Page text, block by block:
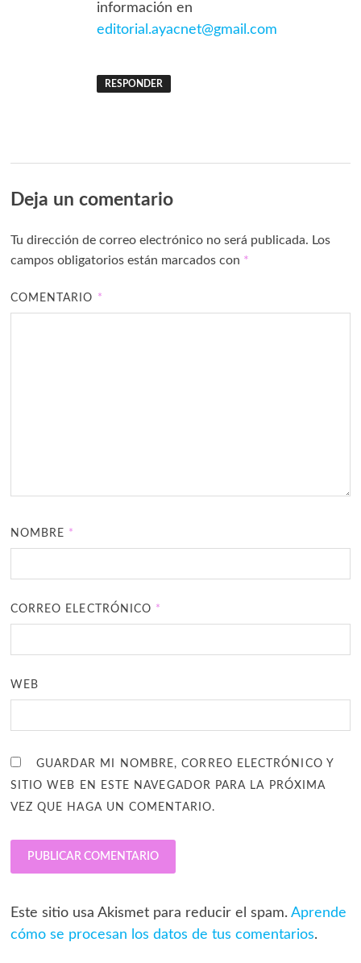
información en
editorial.ayacnet@gmail.com
RESPONDER
Deja un comentario
Tu dirección de correo electrónico no será publicada. Los
campos obligatorios están marcados con *
COMENTARIO *
NOMBRE *
CORREO ELECTRÓNICO *
WEB
GUARDAR MI NOMBRE, CORREO ELECTRÓNICO Y
SITIO WEB EN ESTE NAVEGADOR PARA LA PRÓXIMA
VEZ QUE HAGA UN COMENTARIO.
Este sitio usa Akismet para reducir el spam. Aprende
cómo se procesan los datos de tus comentarios.